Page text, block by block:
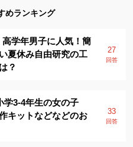
めランキング
学年男子に人気！簡
夏休み自由研究の工
？
27
回答
学3-4年生の女の子
キットなどなどのお
33
回答